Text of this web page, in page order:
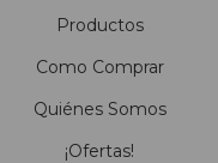
Productos
Como Comprar
Quiénes Somos
¡Ofertas!